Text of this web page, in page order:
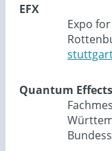
EFX
Expo
Quantum Effects